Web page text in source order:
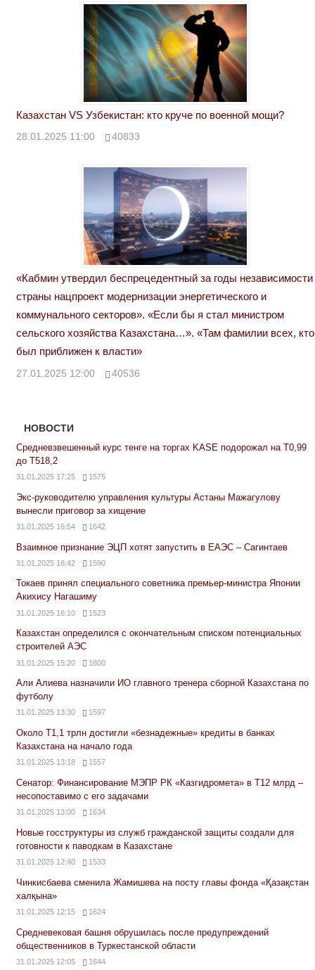
Казахстан VS Узбекистан: кто круче по военной мощи?
28.01.2025 11:00 40833
«Кабмин утвердил беспрецедентный за годы независимости
страны нацпроект модернизации энергетического и
коммунального секторов». «Если бы я стал министром
сельского хозяйства Казахстана…». «Там фамилии всех, кто
был приближен к власти»
27.01.2025 12:00 40536
НОВОСТИ
Средневзвешенный курс тенге на торгах KASE подорожал на Т0,99
до Т518,2
31.01.2025 17:25 1575
Экс-руководителю управления культуры Астаны Мажагулову
вынесли приговор за хищение
31.01.2025 16:54 1642
Взаимное признание ЭЦП хотят запустить в ЕАЭС – Сагинтаев
31.01.2025 16:42 1590
Токаев принял специального советника премьер-министра Японии
Акихису Нагашиму
31.01.2025 16:10 1523
Казахстан определился с окончательным списком потенциальных
строителей АЭС
31.01.2025 15:20 1800
Али Алиева назначили ИО главного тренера сборной Казахстана по
футболу
31.01.2025 13:30 1597
Около Т1,1 трлн достигли «безнадежные» кредиты в банках
Казахстана на начало года
31.01.2025 13:18 1557
Сенатор: Финансирование МЭПР РК «Казгидромета» в Т12 млрд –
несопоставимо с его задачами
31.01.2025 13:00 1634
Новые госструктуры из служб гражданской защиты создали для
готовности к паводкам в Казахстане
31.01.2025 12:40 1533
Чинкисбаева сменила Жамишева на посту главы фонда «Қазақстан
халқына»
31.01.2025 12:15 1624
Средневековая башня обрушилась после предупреждений
общественников в Туркестанской области
31.01.2025 12:05 1644